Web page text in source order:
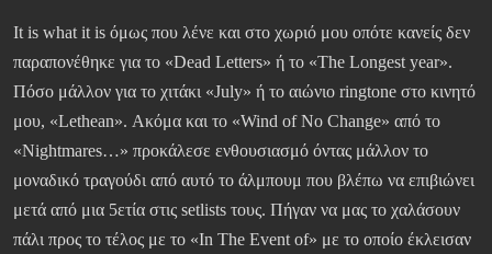
It is what it is όμως που λένε και στο χωριό μου οπότε κανείς δεν
παραπονέθηκε για το «Dead Letters» ή το «The Longest year».
Πόσο μάλλον για το χιτάκι «July» ή το αιώνιο ringtone στο κινητό
μου, «Lethean». Ακόμα και το «Wind of No Change» από το
«Nightmares…» προκάλεσε ενθουσιασμό όντας μάλλον το
μοναδικό τραγούδι από αυτό το άλμπουμ που βλέπω να επιβιώνει
μετά από μια 5ετία στις setlists τους. Πήγαν να μας το χαλάσουν
πάλι προς το τέλος με το «In The Event of» με το οποίο έκλεισαν